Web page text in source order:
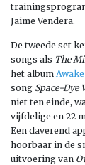
Jaime Vendera.
De tweede set
songs als The
het album Awake
song Space-Dye
niet ten einde,
vijfdelige en 22
Een daverend
hoorbaar in de
uitvoering van